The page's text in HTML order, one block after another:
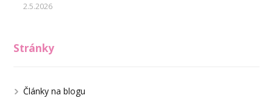
2.5.2026
Stránky
Články na blogu